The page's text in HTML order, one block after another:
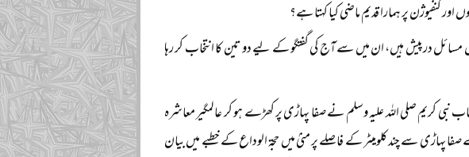
کنفیوژن پر ہمارا قدیم ماضی کیا کہتا ہے؟
درپیش ہیں، ان میں سے آج کی گفتگو کے لیے دو تین کا انتخاب کر رہا
کریم صلی اللہ علیہ وسلم نے صفا پہاڑی پر کھڑے ہو کر عالمگیر معاشرہ
پہاڑی سے چند کلومیٹر کے فاصلے پر منیٰ میں حجۃ الوداع کے خطبے میں بیان